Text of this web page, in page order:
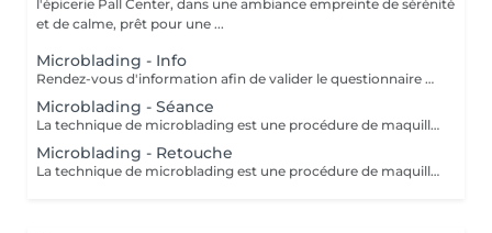
l'épicerie Pall Center, dans une ambiance empreinte de sérénité
et de calme, prêt pour une ...
Microblading - Info
Rendez-vous d'information afin de valider le questionnaire médical et les contre-indications, validation de la couleur et de la forme des sourcils, réponses aux éventuelles interrogations. L'acompte sera restitué entièrement lors de votre venue, si vous n'annulez pas il sera conservé.
Microblading - Séance
La technique de microblading est une procédure de maquillage semi permanent réalisé entièrement à la main à l'aide d'un "stylo" muni de micro-aiguilles. La praticienne dessine poil à poil l'ensemble du sourcil afin de redonner au regard toute son intensité et sa ligne naturelle. Cette technique permet de redessiner entièrement un sourcil soit de combler les éventuels trous. Un résultat des plus naturel grâce à la finesse de la lame et donc au dessin de chaque poil. Effet trompe l'il garanti! POSSIBILITES DE RDV A STEINFORT OU OBERPALLEN
Microblading - Retouche
La technique de microblading est une procédure de maquillage semi-permanent réalisé entièrement à la main à l'aide d'un "stylo" muni de micro-aiguilles. La praticienne dessine poil à poil l'ensemble du sourcil afin de redonner au regard toute son intensité et sa ligne naturelle. Cette technique permet de redessiner entièrement un sourcil soit de combler les éventuels trous. Un résultat des plus naturel grâce à la finesse de la lame et donc au dessin de chaque poil. Effet trompe l'oeil garanti!